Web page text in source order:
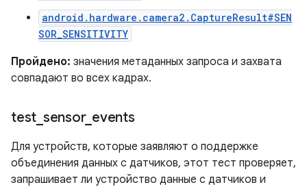
android.hardware.camera2.CaptureResult#SEN
SOR_SENSITIVITY
Пройдено: значения метаданных запроса и захвата
совпадают во всех кадрах.
test sensor_ events
Для устройств, которые заявляют о поддержке
объединения данных с датчиков, этот тест проверяет,
запрашивает ли устройство данные с датчиков и